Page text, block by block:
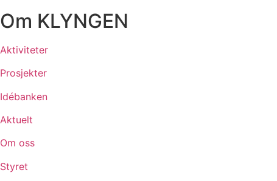
Om KLYNGEN
Aktiviteter
Prosjekter
Idébanken
Aktuelt
Om oss
Styret